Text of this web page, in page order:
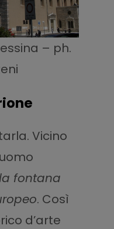
– ph.
Vicino
fontana
. Così
d’arte